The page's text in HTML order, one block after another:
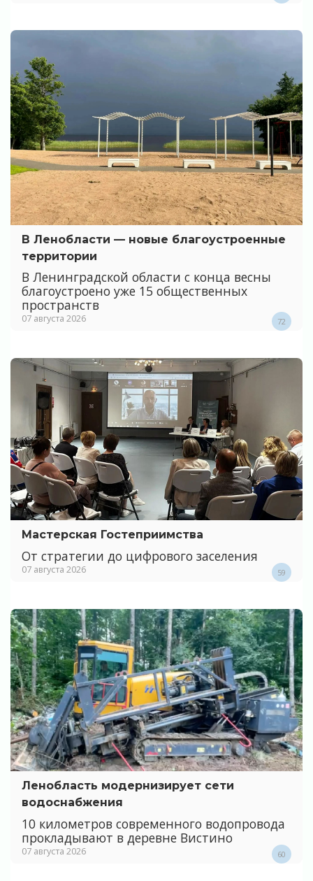
В Ленобласти — новые благоустроенные
территории
В Ленинградской области с конца весны
благоустроено уже 15 общественных
пространств
07 августа 2026 72
Мастерская Гостеприимства
От стратегии до цифрового заселения
07 августа 2026 59
Ленобласть модернизирует сети
водоснабжения
10 километров современного водопровода
прокладывают в деревне Вистино
07 августа 2026 60